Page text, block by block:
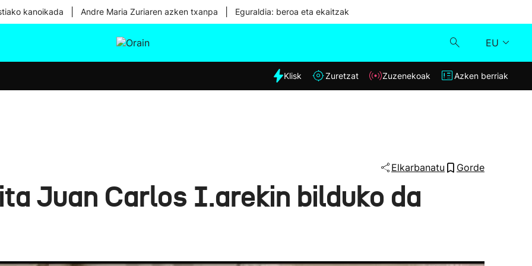
kanoikada Andre Maria Zuriaren azken txanpa Eguraldia: beroa eta ekaitzak
EU
Eguraldia
Klisk
Klisk Zuretzat Zuzenekoak Azken berriak
Elkarbanatu Gorde
Juan Carlos I.arekin bilduko da